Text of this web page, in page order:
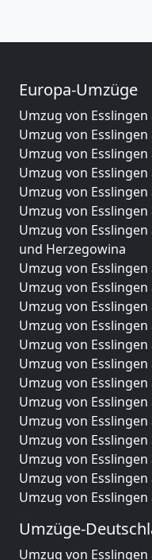
Europa-Umzüge
Umzug von
Umzug von
Umzug von
Umzug von
Umzug von
Umzug von
Umzug von
und Herzegowina
Umzug von
Umzug von
Umzug von
Umzug von
Umzug von
Umzug von
Umzug von
Umzug von
Umzug von
Umzug von
Umzug von
Umzug von
Umzug von
Umzüge-
Umzug von